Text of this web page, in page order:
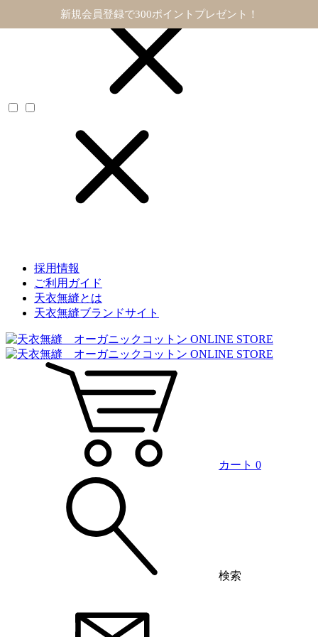
11,000円以上で送料無料
採用情報
ご利用ガイド
天衣無縫とは
天衣無縫ブランドサイト
カート 0
検索